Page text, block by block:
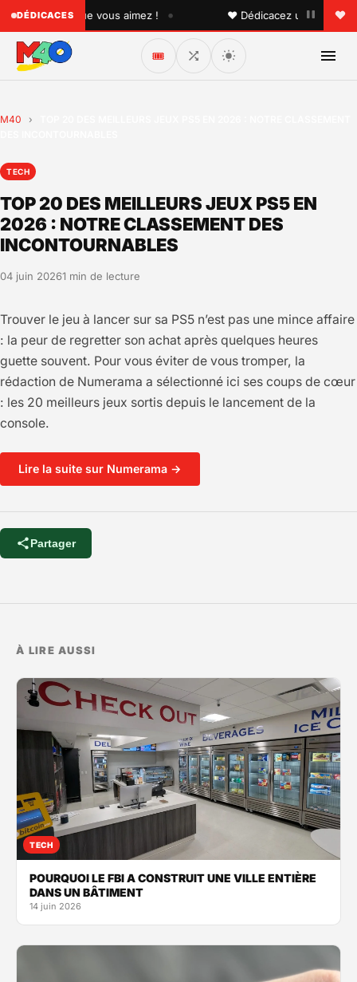
DÉDICACESque vous aimez ! • ♥ Dédicacez un titre à vos
🎟️
M40 ›
TECH
TOP 20 DES MEILLEURS JEUX PS5 EN
2026 : NOTRE CLASSEMENT DES
INCONTOURNABLES
04 juin 20261 min de lecture
Trouver le jeu à lancer sur sa PS5 n’est pas une mince affaire
: la peur de regretter son achat après quelques heures
guette souvent. Pour vous éviter de vous tromper, la
rédaction de Numerama a sélectionné ici ses coups de cœur
: les 20 meilleurs jeux sortis depuis le lancement de la
console.
Lire la suite sur Numerama →
Partager
À LIRE AUSSI
TECH
POURQUOI LE FBI A CONSTRUIT UNE VILLE ENTIÈRE
DANS UN BÂTIMENT
14 juin 2026